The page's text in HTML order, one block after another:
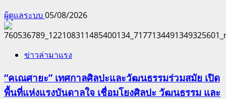
ผู้ดูแลระบบ 05/08/2026
ข่าวล่ามาแรง
“คเณศายะ” เทศกาลศิลปะและวัฒนธรรมร่วมสมัย เปิด
พื้นที่แห่งแรงบันดาลใจ เชื่อมโยงศิลปะ วัฒนธรรม และ